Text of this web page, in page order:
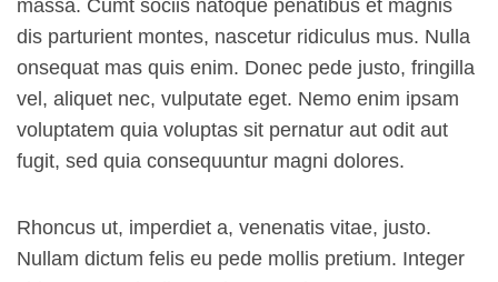
massa. Cumt sociis natoque penatibus et magnis
dis parturient montes, nascetur ridiculus mus. Nulla
onsequat mas quis enim. Donec pede justo, fringilla
vel, aliquet nec, vulputate eget. Nemo enim ipsam
voluptatem quia voluptas sit pernatur aut odit aut
fugit, sed quia consequuntur magni dolores.
Rhoncus ut, imperdiet a, venenatis vitae, justo.
Nullam dictum felis eu pede mollis pretium. Integer